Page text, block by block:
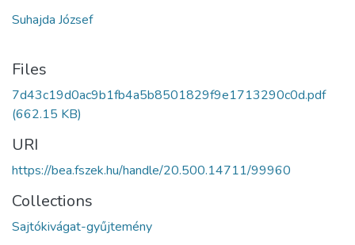
Suhajda József
Files
7d43c19d0ac9b1fb4a5b8501829f9e1713290c0d.pdf
(662.15 KB)
URI
https://bea.fszek.hu/handle/20.500.14711/99960
Collections
Sajtókivágat-gyűjtemény